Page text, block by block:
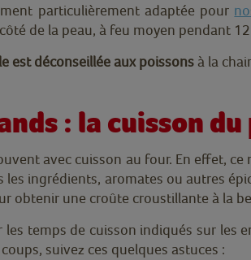
particulièrement adaptée pour
de la peau, à feu moyen pendant
est déconseillée aux poissons à la
: la cuisson
avec cuisson au four. En effet,
les ingrédients, aromates ou autres
obtenir une croûte croustillante à la
temps de cuisson indiqués sur les
suivez ces quelques astuces :